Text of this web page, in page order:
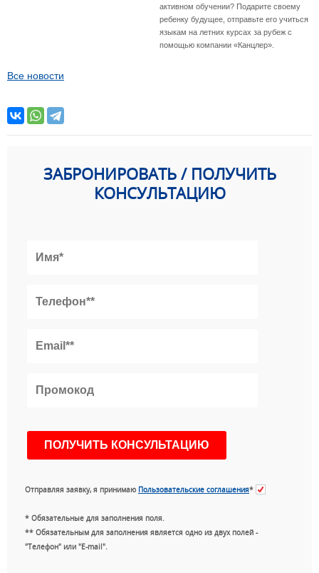
активном обучении? Подарите своему
ребенку будущее, отправьте его учиться
языкам на летних курсах за рубеж с
помощью компании «Канцлер».
Все новости
ЗАБРОНИРОВАТЬ / ПОЛУЧИТЬ
КОНСУЛЬТАЦИЮ
Отправляя заявку, я принимаю Пользовательские соглашения*
* Обязательные для заполнения поля.
** Обязательным для заполнения является одно из двух полей -
"Телефон" или "E-mail".